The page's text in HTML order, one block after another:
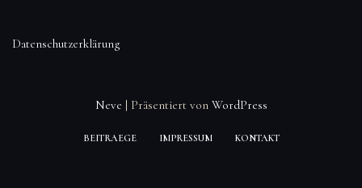
Datenschutzerklärung
Neve | Präsentiert von WordPress
BEITRAEGE IMPRESSUM KONTAKT